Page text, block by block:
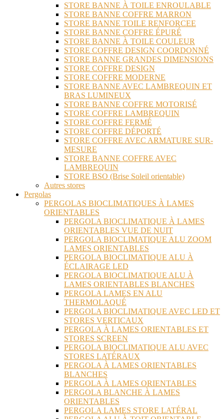
STORE BANNE À TOILE ENROULABLE
STORE BANNE COFFRE MARRON
STORE BANNE TOILE RENFORCEE
STORE BANNE COFFRE ÉPURÉ
STORE BANNE À TOILE COULEUR
STORE COFFRE DESIGN COORDONNÉ
STORE BANNE GRANDES DIMENSIONS
STORE COFFRE DESIGN
STORE COFFRE MODERNE
STORE BANNE AVEC LAMBREQUIN ET
BRAS LUMINEUX
STORE BANNE COFFRE MOTORISÉ
STORE COFFRE LAMBREQUIN
STORE COFFRE FERMÉ
STORE COFFRE DÉPORTÉ
STORE COFFRE AVEC ARMATURE SUR-
MESURE
STORE BANNE COFFRE AVEC
LAMBREQUIN
STORE BSO (Brise Soleil orientable)
Autres stores
Pergolas
PERGOLAS BIOCLIMATIQUES À LAMES
ORIENTABLES
PERGOLA BIOCLIMATIQUE À LAMES
ORIENTABLES VUE DE NUIT
PERGOLA BIOCLIMATIQUE ALU ZOOM
LAMES ORIENTABLES
PERGOLA BIOCLIMATIQUE ALU À
ÉCLAIRAGE LED
PERGOLA BIOCLIMATIQUE ALU À
LAMES ORIENTABLES BLANCHES
PERGOLA LAMES EN ALU
THERMOLAQUÉ
PERGOLA BIOCLIMATIQUE AVEC LED ET
STORES VERTICAUX
PERGOLA À LAMES ORIENTABLES ET
STORES SCREEN
PERGOLA BIOCLIMATIQUE ALU AVEC
STORES LATÉRAUX
PERGOLA À LAMES ORIENTABLES
BLANCHES
PERGOLA À LAMES ORIENTABLES
PERGOLA BLANCHE À LAMES
ORIENTABLES
PERGOLA LAMES STORE LATÉRAL